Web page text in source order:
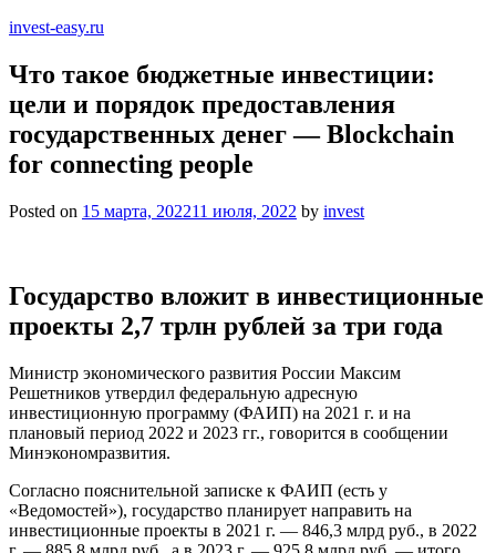
invest-easy.ru
Что такое бюджетные инвестиции:
цели и порядок предоставления
государственных денег — Blockchain
for connecting people
Posted on 15 марта, 202211 июля, 2022 by invest
Государство вложит в инвестиционные
проекты 2,7 трлн рублей за три года
Министр экономического развития России Максим
Решетников утвердил федеральную адресную
инвестиционную программу (ФАИП) на 2021 г. и на
плановый период 2022 и 2023 гг., говорится в сообщении
Минэкономразвития.
Согласно пояснительной записке к ФАИП (есть у
«Ведомостей»), государство планирует направить на
инвестиционные проекты в 2021 г. — 846,3 млрд руб., в 2022